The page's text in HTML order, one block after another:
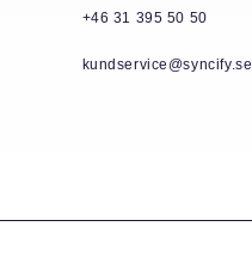
+46 31 395 50 50
kundservice@syncify.se